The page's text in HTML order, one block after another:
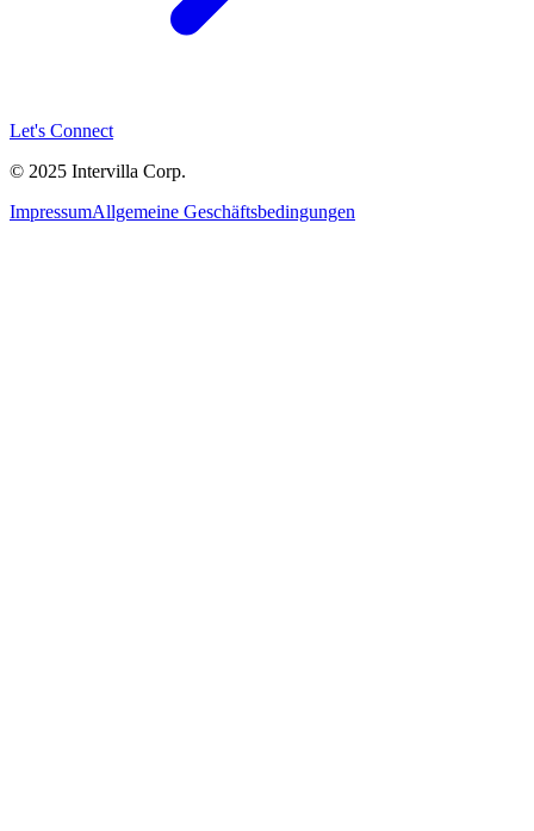
Let's Connect
© 2025 Intervilla Corp.
ImpressumAllgemeine Geschäftsbedingungen